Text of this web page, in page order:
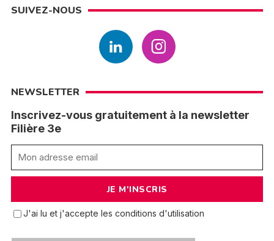
SUIVEZ-NOUS
NEWSLETTER
Inscrivez-vous gratuitement à la newsletter
Filière 3e
J'ai lu et j'accepte les conditions d'utilisation